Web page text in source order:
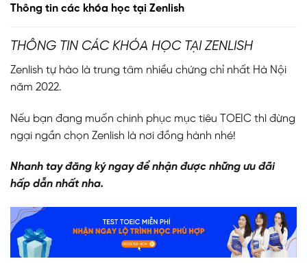
Thông tin các khóa học tại Zenlish
THÔNG TIN CÁC KHÓA HỌC TẠI ZENLISH
Zenlish tự hào là trung tâm nhiều chứng chỉ nhất Hà Nội
năm 2022.
Nếu bạn đang muốn chinh phục mục tiêu TOEIC thì đừng
ngại ngần chọn Zenlish là nơi đồng hành nhé!
Nhanh tay đăng ký ngay để nhận được những ưu đãi
hấp dẫn nhất nha.